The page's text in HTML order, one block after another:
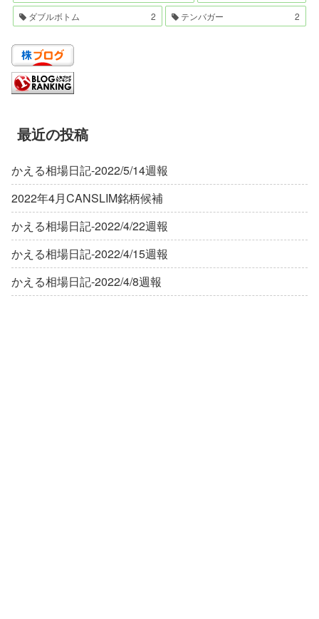
ダブルボトム
2 テンバガー 2
最近の投稿
かえる相場日記-2022/5/14週報
2022年4月CANSLIM銘柄候補
かえる相場日記-2022/4/22週報
かえる相場日記-2022/4/15週報
かえる相場日記-2022/4/8週報